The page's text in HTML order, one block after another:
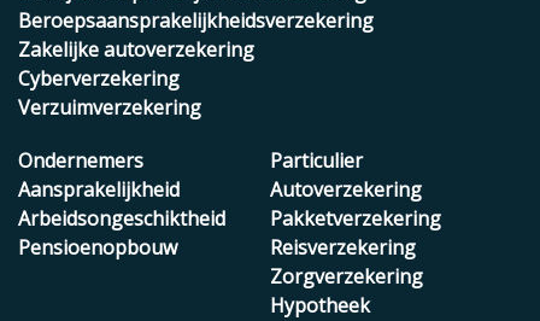
Beroepsaansprakelijkheidsverzekering
Zakelijke autoverzekering
Cyberverzekering
Verzuimverzekering
Ondernemers
Aansprakelijkheid
Arbeidsongeschiktheid
Pensioenopbouw
Particulier
Autoverzekering
Pakketverzekering
Reisverzekering
Zorgverzekering
Hypotheek